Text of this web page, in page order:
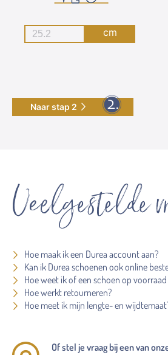
cm
Naar stap 2
Veelgestelde
Hoe maak ik een Durea account aan?
Kan ik Durea schoenen ook online
Hoe weet ik of een schoen op voorraad
Hoe werkt retourneren?
Hoe meet ik mijn lengte- en
Of stel je vraag bij een van